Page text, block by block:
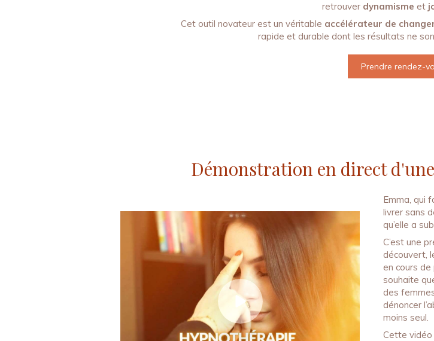
retrouver dynamisme et
Cet outil novateur est un véritable accélérateur de
rapide et durable dont les résultats ne
Prendre rendez-
Démonstration en direct
Emma, qui
livrer sans
qu’elle a
C’est une
découvert,
en cours
souhaite
des
dénoncer
moins seul.
Cette vidéo